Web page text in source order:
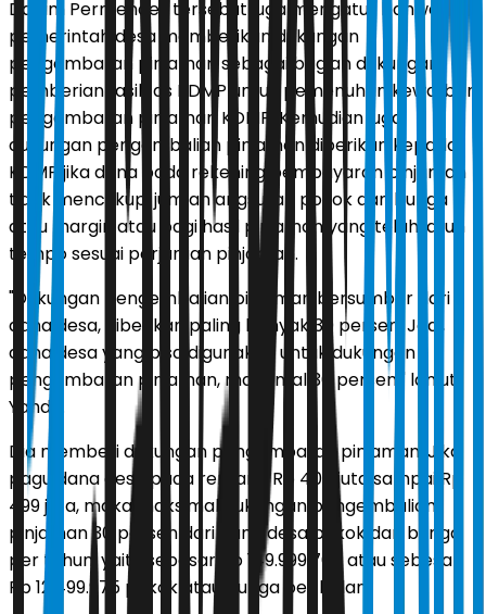
Dalam Permendes tersebut juga mengatur bahwa
pemerintah desa memberikan dukungan
pengembalian pinjaman sebagai bagian dukungan
pemberian fasilitas KDMP untuk pemenuhan kewajiban
pengembalian pinjaman KDMP. Kemudian juga
dukungan pengembalian pinjaman diberikan kepada
KDMP jika dana pada rekening pembayaran pinjaman
tidak mencukupi jumlah angsuran pokok dan bunga
atau margin atau bagi hasil pinjaman yang telah jatuh
tempo sesuai perjanjian pinjaman.
"Dukungan pengembalian pinjaman bersumber dari
dana desa, diberikan paling banyak 30 persen. Jadi,
dana desa yang bisa digunakan untuk dukungan
pengembalian pinjaman, maksimal 30 persen," lanjut
Yandri.
Dia memberi dukungan pengembalian pinjaman. Jika
pagu dana desa pada rentang Rp 400 juta sampai Rp
499 juta, maka maksimal dukungan pengembalian
pinjaman 30 persen dari dana desa pokok dan bunga
per tahun, yaitu sebesar Rp 149.999.700 atau sebesar
Rp 12.499.975 pokok atau bunga per bulan.